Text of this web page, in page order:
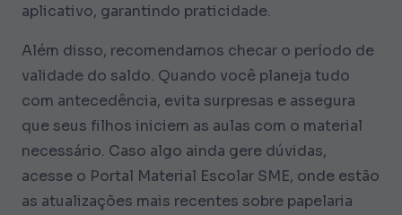
aplicativo, garantindo praticidade.
Além disso, recomendamos checar o período de
validade do saldo. Quando você planeja tudo
com antecedência, evita surpresas e assegura
que seus filhos iniciem as aulas com o material
necessário. Caso algo ainda gere dúvidas,
acesse o Portal Material Escolar SME, onde estão
as atualizações mais recentes sobre papelaria